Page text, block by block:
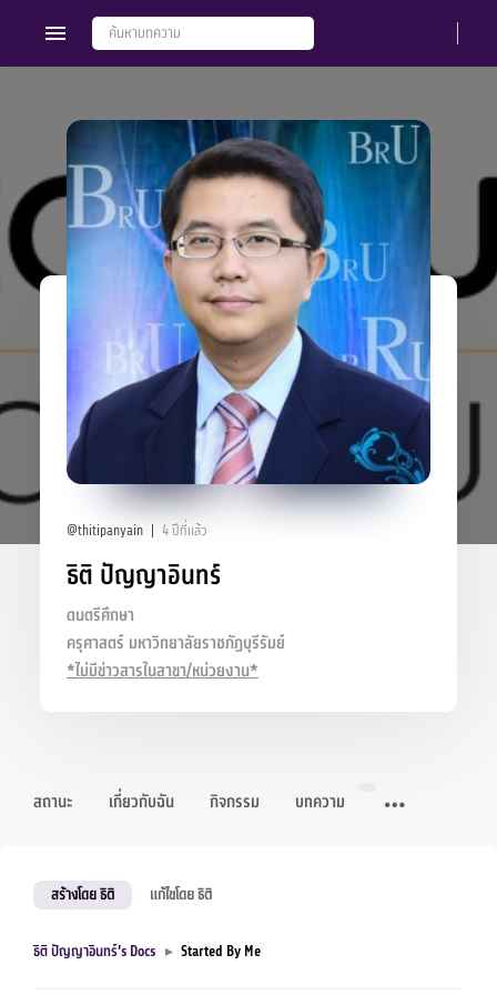
@thitipanyain 4 ปีที่แล้ว
ธิติ ปัญญาอินทร์
ดนตรีศึกษา
ครุศาสตร์ มหาวิทยาลัยราชภัฏบุรีรัมย์
*ไม่มีข่าวสารในสาขา/หน่วยงาน*
สถานะ เกี่ยวกับฉัน กิจกรรม บทความ
สร้างโดย ธิติ แก้ไขโดย ธิติ
ธิติ ปัญญาอินทร์’s Docs ▸ Started By Me
Members Groups